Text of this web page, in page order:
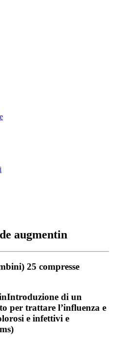
augmentin
25 compresse
Introduzione di un
per trattare l’influenza e
e infettivi e